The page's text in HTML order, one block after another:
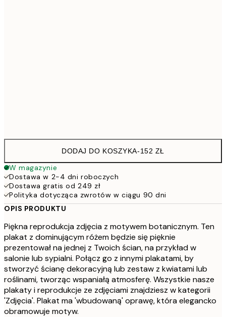
DODAJ DO KOSZYKA-152 ZŁ
W magazynie
Dostawa w 2-4 dni roboczych
Dostawa gratis od 249 zł
Polityka dotycząca zwrotów w ciągu 90 dni
OPIS PRODUKTU
Piękna reprodukcja zdjęcia z motywem botanicznym. Ten
plakat z dominującym różem będzie się pięknie
prezentował na jednej z Twoich ścian, na przykład w
salonie lub sypialni. Połącz go z innymi plakatami, by
stworzyć ścianę dekoracyjną lub zestaw z kwiatami lub
roślinami, tworząc wspaniałą atmosferę. Wszystkie nasze
plakaty i reprodukcje ze zdjęciami znajdziesz w kategorii
'Zdjęcia'. Plakat ma 'wbudowaną' oprawę, która elegancko
obramowuje motyw.